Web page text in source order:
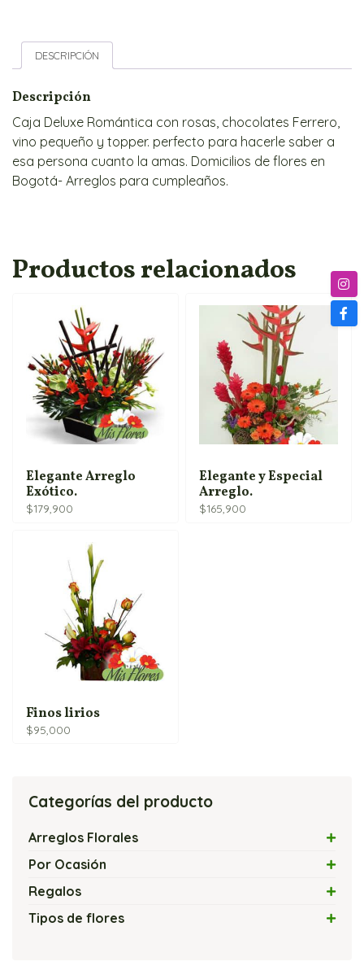
DESCRIPCIÓN
Descripción
Caja Deluxe Romántica con rosas, chocolates Ferrero,
vino pequeño y topper. perfecto para hacerle saber a
esa persona cuanto la amas. Domicilios de flores en
Bogotá- Arreglos para cumpleaños.
Productos relacionados
Elegante Arreglo
Exótico.
$179,900
Elegante y Especial
Arreglo.
$165,900
Finos lirios
$95,000
Categorías del producto
Arreglos Florales
Arreglos con Flores Exóticas
Arreglos Florales con Velas
Arreglos Florales Modernos
Por Ocasión
Amor
Amor y Amistad
Regalos
Flores y Chocolates
Tipos de flores